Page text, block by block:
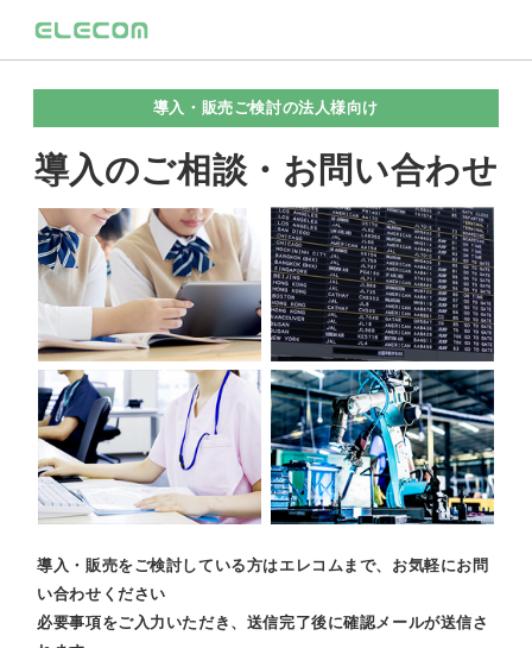
導入・販売ご検討の法人様向け
導入のご相談・お問い合わせ
導入・販売をご検討している方はエレコムまで、お気軽にお問
い合わせください
必要事項をご入力いただき、送信完了後に確認メールが送信さ